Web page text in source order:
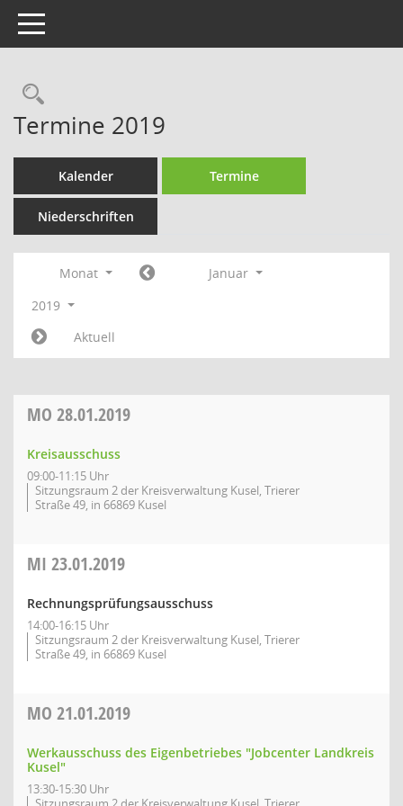
Toggle navigation
Rechercheauswahl
Termine 2019
Kalender Termine
Niederschriften
Monat
Januar
2019
Aktuell
MO 28.01.2019
Kreisausschuss
09:00-11:15 Uhr
Sitzungsraum 2 der Kreisverwaltung Kusel, Trierer
Straße 49, in 66869 Kusel
MI 23.01.2019
Rechnungsprüfungsausschuss
14:00-16:15 Uhr
Sitzungsraum 2 der Kreisverwaltung Kusel, Trierer
Straße 49, in 66869 Kusel
MO 21.01.2019
Werkausschuss des Eigenbetriebes "Jobcenter Landkreis
Kusel"
13:30-15:30 Uhr